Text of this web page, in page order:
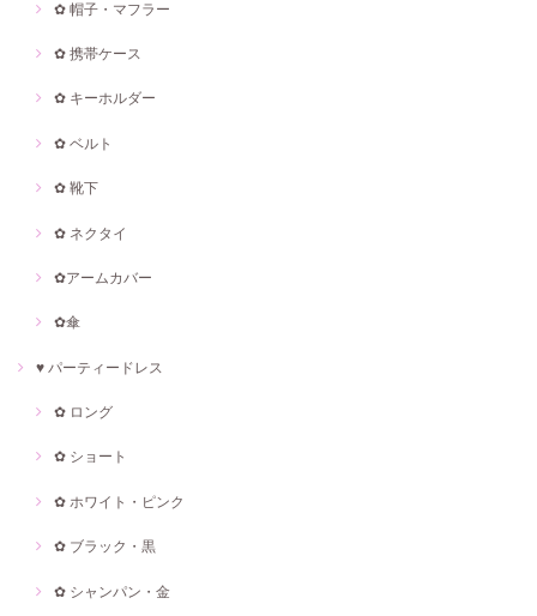
✿ 帽子・マフラー
✿ 携帯ケース
✿ キーホルダー
✿ ベルト
✿ 靴下
✿ ネクタイ
✿アームカバー
✿傘
♥ パーティードレス
✿ ロング
✿ ショート
✿ ホワイト・ピンク
✿ ブラック・黒
✿ シャンパン・金